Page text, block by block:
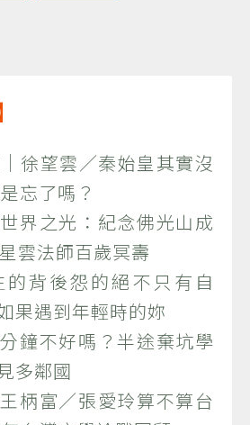
徐望雲／秦始皇其實沒
忘了嗎？
界之光：紀念佛光山成
雲法師百歲冥壽
背後怨的絕不只有自
果遇到年輕時的妳
鐘不好嗎？半途棄坑學
多鄰國
柄富／張愛玲算不算台